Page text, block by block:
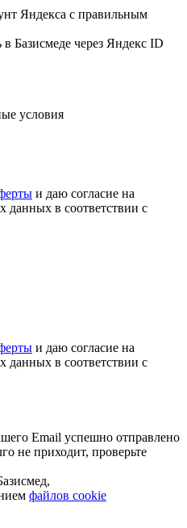
Яндекса с правильным
Базисмеде через Яндекс ID
условия
и даю согласие на
данных в соответствии с
и даю согласие на
данных в соответствии с
Email успешно отправлено
не приходит, проверьте
файлов cookie